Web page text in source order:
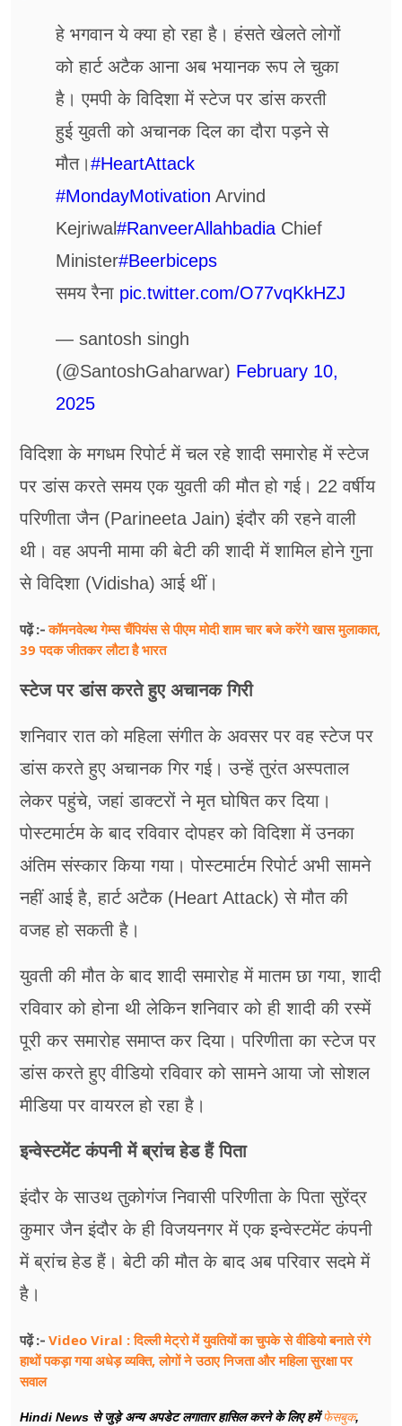
हे भगवान ये क्या हो रहा है। हंसते खेलते लोगों
को हार्ट अटैक आना अब भयानक रूप ले चुका
है। एमपी के विदिशा में स्टेज पर डांस करती
हुई युवती को अचानक दिल का दौरा पड़ने से
मौत।#HeartAttack
#MondayMotivation Arvind
Kejriwal#RanveerAllahbadia Chief
Minister#Beerbiceps
समय रैना pic.twitter.com/O77vqKkHZJ
— santosh singh
(@SantoshGaharwar) February 10,
2025
विदिशा के मगधम रिपोर्ट में चल रहे शादी समारोह में स्टेज
पर डांस करते समय एक युवती की मौत हो गई। 22 वर्षीय
परिणीता जैन (Parineeta Jain) इंदौर की रहने वाली
थी। वह अपनी मामा की बेटी की शादी में शामिल होने गुना
से विदिशा (Vidisha) आई थीं।
पढ़ें :-कॉमनवेल्थ गेम्स चैंपियंस से पीएम मोदी शाम चार बजे करेंगे खास मुलाकात,
39 पदक जीतकर लौटा है भारत
स्टेज पर डांस करते हुए अचानक गिरी
शनिवार रात को महिला संगीत के अवसर पर वह स्टेज पर
डांस करते हुए अचानक गिर गई। उन्हें तुरंत अस्पताल
लेकर पहुंचे, जहां डाक्टरों ने मृत घोषित कर दिया।
पोस्टमार्टम के बाद रविवार दोपहर को विदिशा में उनका
अंतिम संस्कार किया गया। पोस्टमार्टम रिपोर्ट अभी सामने
नहीं आई है, हार्ट अटैक (Heart Attack) से मौत की
वजह हो सकती है।
युवती की मौत के बाद शादी समारोह में मातम छा गया, शादी
रविवार को होना थी लेकिन शनिवार को ही शादी की रस्में
पूरी कर समारोह समाप्त कर दिया। परिणीता का स्टेज पर
डांस करते हुए वीडियो रविवार को सामने आया जो सोशल
मीडिया पर वायरल हो रहा है।
इन्वेस्टमेंट कंपनी में ब्रांच हेड हैं पिता
इंदौर के साउथ तुकोगंज निवासी परिणीता के पिता सुरेंद्र
कुमार जैन इंदौर के ही विजयनगर में एक इन्वेस्टमेंट कंपनी
में ब्रांच हेड हैं। बेटी की मौत के बाद अब परिवार सदमे में
है।
पढ़ें :- Video Viral : दिल्ली मेट्रो में युवतियों का चुपके से वीडियो बनाते रंगे
हाथों पकड़ा गया अधेड़ व्यक्ति, लोगों ने उठाए निजता और महिला सुरक्षा पर
सवाल
Hindi News से जुड़े अन्य अपडेट लगातार हासिल करने के लिए हमेंफेसबुक,